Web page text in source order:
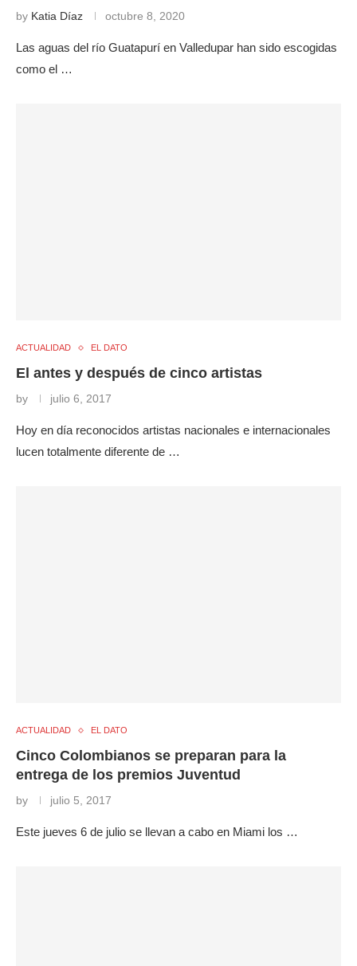
by Katia Díaz octubre 8, 2020
Las aguas del río Guatapurí en Valledupar han sido escogidas
como el …
ACTUALIDAD EL DATO
El antes y después de cinco artistas
by julio 6, 2017
Hoy en día reconocidos artistas nacionales e internacionales
lucen totalmente diferente de …
ACTUALIDAD EL DATO
Cinco Colombianos se preparan para la
entrega de los premios Juventud
by julio 5, 2017
Este jueves 6 de julio se llevan a cabo en Miami los …